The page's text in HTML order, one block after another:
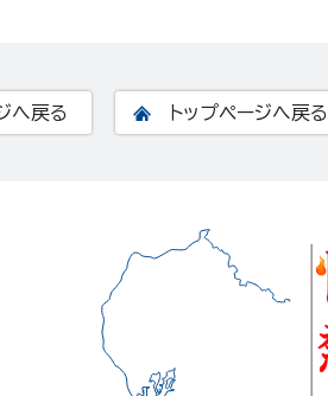
へ戻る トップページへ戻る